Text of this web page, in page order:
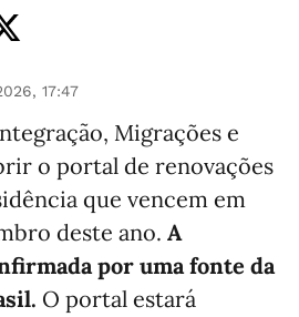
17:47
Migrações e
o portal de renovações
que vencem em
deste ano. A
por uma fonte da
O portal estará